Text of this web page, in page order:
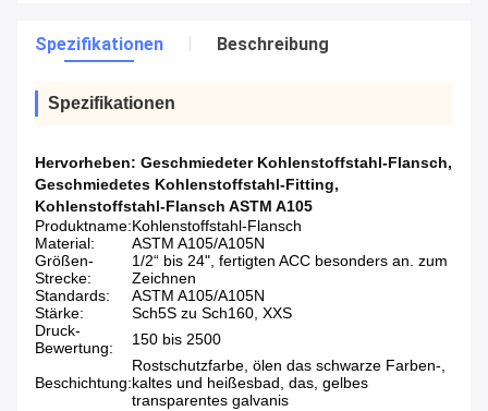
Spezifikationen Beschreibung
Spezifikationen
Hervorheben: Geschmiedeter Kohlenstoffstahl-Flansch,
Geschmiedetes Kohlenstoffstahl-Fitting,
Kohlenstoffstahl-Flansch ASTM A105
Produktname:Kohlenstoffstahl-Flansch
Material:
ASTM A105/A105N
Größen-
Strecke:
1/2“ bis 24", fertigten ACC besonders an. zum
Zeichnen
Standards:
ASTM A105/A105N
Stärke:
Sch5S zu Sch160, XXS
Druck-
Bewertung:
150 bis 2500
Beschichtung:
Rostschutzfarbe, ölen das schwarze Farben-,
kaltes und heißesbad, das, gelbes
transparentes galvanis